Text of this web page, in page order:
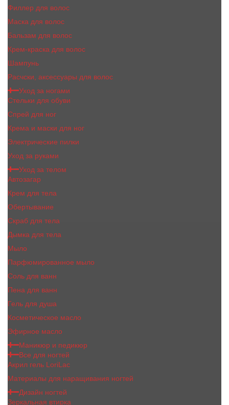
Филлер для волос
Маска для волос
Бальзам для волос
Крем-краска для волос
Шампунь
Расчски, аксессуары для волос
Уход за ногами
Стельки для обуви
Спрей для ног
Крема и маски для ног
Электрические пилки
Уход за руками
Уход за телом
Автозагар
Крем для тела
Обертывание
Скраб для тела
Дымка для тела
Мыло
Парфюмированное мыло
Соль для ванн
Пена для ванн
Гель для душа
Косметическое масло
Эфирное масло
Маникюр и педикюр
Все для ногтей
Акрил гель LoriLac
Материалы для наращивания ногтей
Дизайн ногтей
Зеркальная втирка